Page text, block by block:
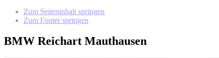
Zum Seiteninhalt springen
Zum Footer springen
BMW Reichart Mauthausen